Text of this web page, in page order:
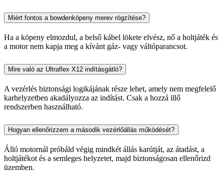
Miért fontos a bowdenköpeny merev rögzítése?
Ha a köpeny elmozdul, a belső kábel lökete elvész, nő a holtjáték és
a motor nem kapja meg a kívánt gáz- vagy váltóparancsot.
Mire való az Ultraflex X12 indításgátló?
A vezérlés biztonsági logikájának része lehet, amely nem megfelelő
karhelyzetben akadályozza az indítást. Csak a hozzá illő
rendszerben használható.
Hogyan ellenőrizzem a második vezérlőállás működését?
Álló motornál próbáld végig mindkét állás karútját, az átadást, a
holtjátékot és a semleges helyzetet, majd biztonságosan ellenőrizd
üzemben.